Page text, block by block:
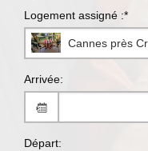
Logement assigné :*
Cannes près
Arrivée:
Départ: